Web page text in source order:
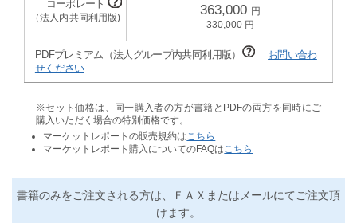
363,000
330,000
PDFプレミアム（法人グループ内共同利用版）
お問い合わ
せください
※セット価格は、同一購入者の方が書籍とPDFの両方を同時にご
購入いただく場合の特別価格です。
マーケットレポートの販売規約は こちら
マーケットレポート購入についてのFAQは こちら
書籍のみをご注文される方は、ＦＡＸまたはメールにてご注文頂
けます。